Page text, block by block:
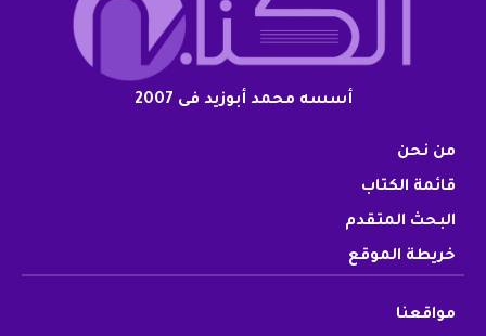
أسسه محمد أبوزيد فى 2007
من نحن
قائمة الكتاب
البحث المتقدم
خريطة الموقع
مواقعنا